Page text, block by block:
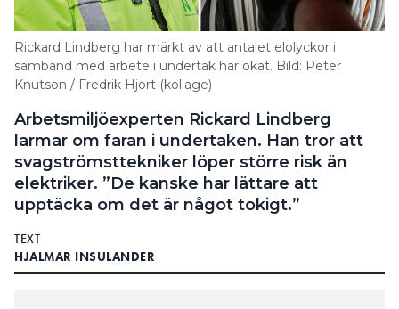
Rickard Lindberg har märkt av att antalet elolyckor i
samband med arbete i undertak har ökat. Bild: Peter
Knutson / Fredrik Hjort (kollage)
Arbetsmiljöexperten Rickard Lindberg
larmar om faran i undertaken. Han tror att
svagströmsttekniker löper större risk än
elektriker. ”De kanske har lättare att
upptäcka om det är något tokigt.”
TEXT
HJALMAR INSULANDER